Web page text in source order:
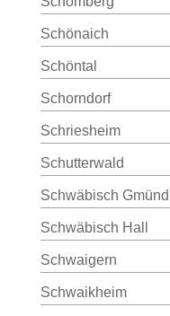
Schönaich
Schöntal
Schorndorf
Schriesheim
Schutterwald
Schwäbisch Gmünd
Schwäbisch Hall
Schwaigern
Schwaikheim